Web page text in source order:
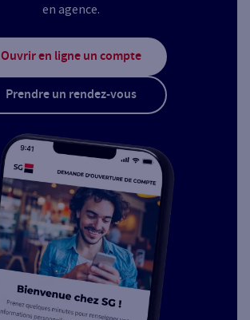
en agence.
Ouvrir en ligne un compte
Prendre un rendez-vous